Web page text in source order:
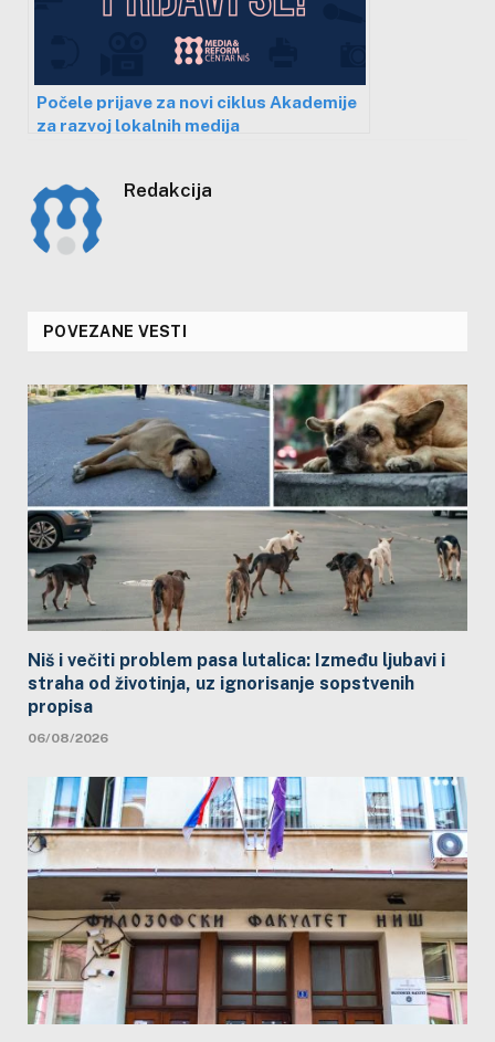
Počele prijave za novi ciklus Akademije
za razvoj lokalnih medija
Redakcija
POVEZANE VESTI
Niš i večiti problem pasa lutalica: Između ljubavi i
straha od životinja, uz ignorisanje sopstvenih
propisa
06/08/2026